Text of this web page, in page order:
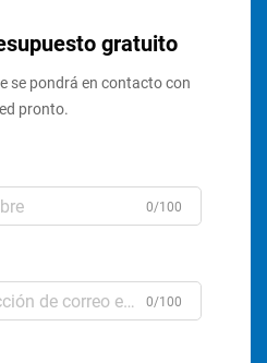
gratuito
se pondrá en contacto con
pronto.
0/100
0/100